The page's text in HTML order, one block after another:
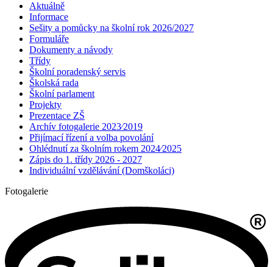
Aktuálně
Informace
Sešity a pomůcky na školní rok 2026/2027
Formuláře
Dokumenty a návody
Třídy
Školní poradenský servis
Školská rada
Školní parlament
Projekty
Prezentace ZŠ
Archív fotogalerie 2023⁄2019
Přijímací řízení a volba povolání
Ohlédnutí za školním rokem 2024⁄2025
Zápis do 1. třídy 2026 - 2027
Individuální vzdělávání (Domškoláci)
Fotogalerie